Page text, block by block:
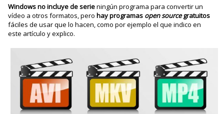
Windows no incluye de serieningún programa para convertir un
vídeo a otros formatos, perohay programas open sourcegratuitos
fáciles de usar que lo hacen, como por ejemplo el que indico en
este artículo y explico.